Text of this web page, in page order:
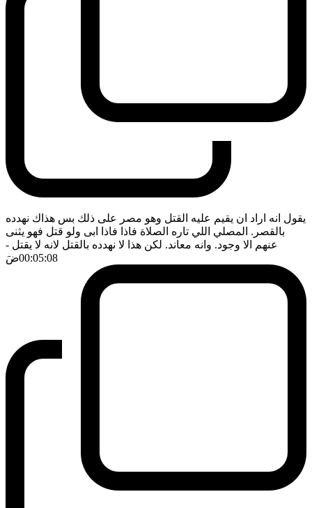
يقول انه اراد ان يقيم عليه القتل وهو مصر على ذلك بس هذاك نهدده
بالقصر. المصلي اللي تاره الصلاة فاذا فاذا ابى ولو قتل فهو يثنى
عنهم الا وجود. وانه معاند. لكن هذا لا نهدده بالقتل لانه لا يقتل -
00:05:08ضَ